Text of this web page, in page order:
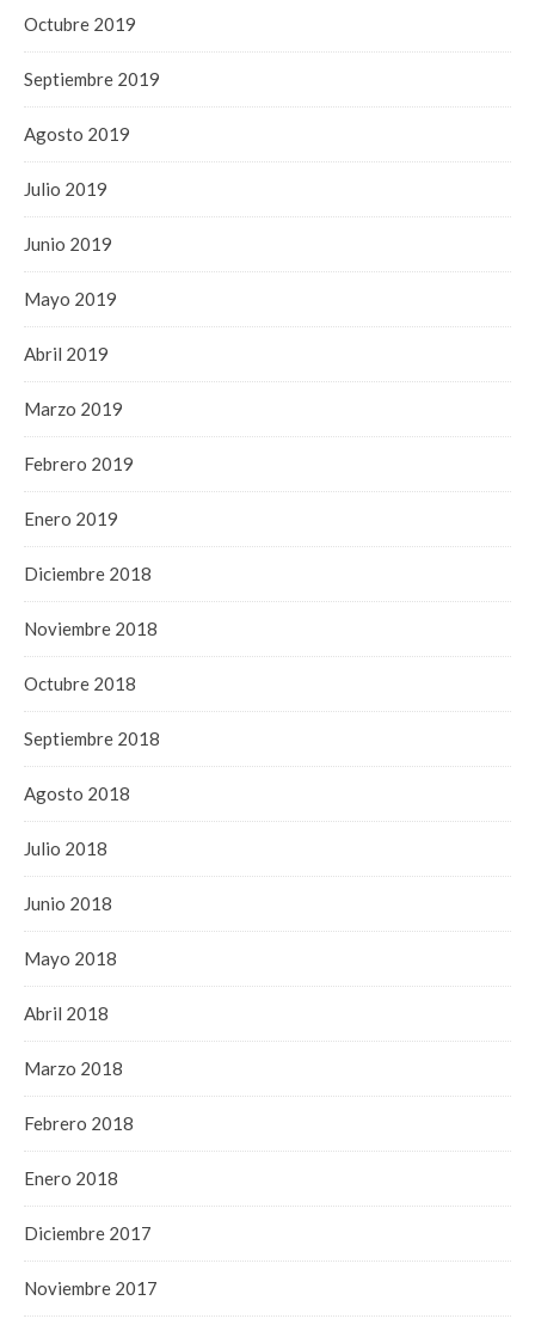
Octubre 2019
Septiembre 2019
Agosto 2019
Julio 2019
Junio 2019
Mayo 2019
Abril 2019
Marzo 2019
Febrero 2019
Enero 2019
Diciembre 2018
Noviembre 2018
Octubre 2018
Septiembre 2018
Agosto 2018
Julio 2018
Junio 2018
Mayo 2018
Abril 2018
Marzo 2018
Febrero 2018
Enero 2018
Diciembre 2017
Noviembre 2017